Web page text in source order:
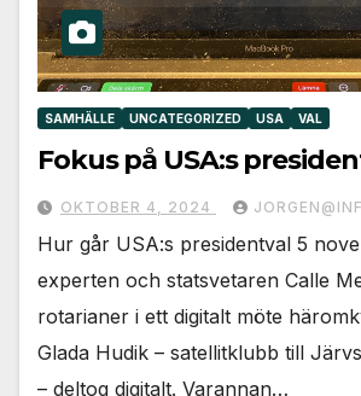
SAMHÄLLE UNCATEGORIZED USA VAL
Fokus på USA:s
OKTOBER 4, 2024
Hur går USA:s presidentval 5
experten och statsvetaren Calle
rotarianer i ett digitalt möte
Glada Hudik – satellitklubb till
– deltog digitalt. Varannan…